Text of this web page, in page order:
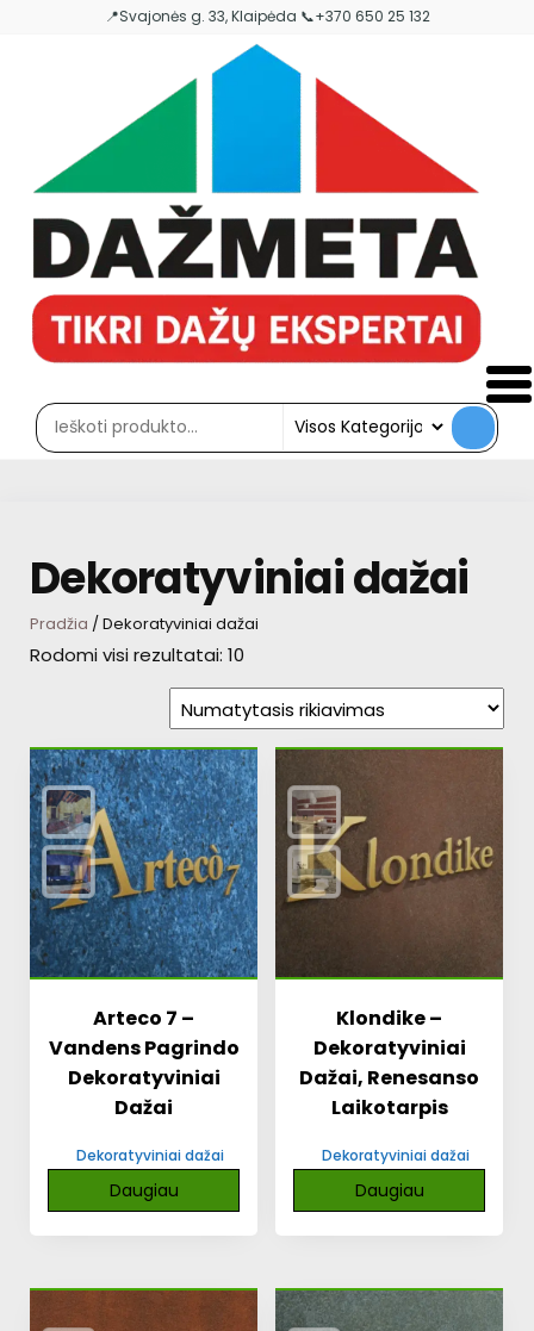
📍Svajonės g. 33, Klaipėda 📞+370 650 25 132
Dekoratyviniai dažai
Pradžia / Dekoratyviniai dažai
Rodomi visi rezultatai: 10
Arteco 7 –
Vandens Pagrindo
Dekoratyviniai
Dažai
Dekoratyviniai dažai
Daugiau
Klondike –
Dekoratyviniai
Dažai, Renesanso
Laikotarpis
Dekoratyviniai dažai
Daugiau